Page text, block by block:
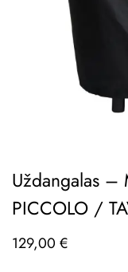
Uždangalas –
PICCOLO /
129,00 €